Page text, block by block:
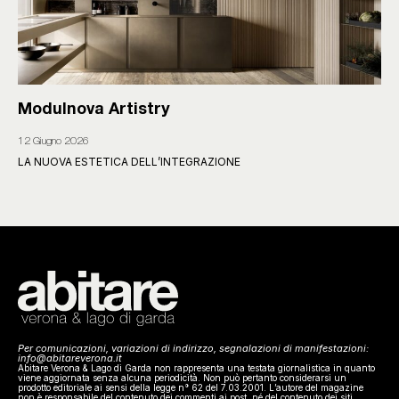
Modulnova Artistry
12 Giugno 2026
LA NUOVA ESTETICA DELL’INTEGRAZIONE
Per comunicazioni, variazioni di indirizzo, segnalazioni di manifestazioni:
info@abitareverona.it
Abitare Verona & Lago di Garda non rappresenta una testata giornalistica in quanto
viene aggiornata senza alcuna periodicità. Non può pertanto considerarsi un
prodotto editoriale ai sensi della legge n° 62 del 7.03.2001. L’autore del magazine